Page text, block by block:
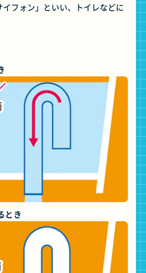
フォン」といい、トイレなどに
とき